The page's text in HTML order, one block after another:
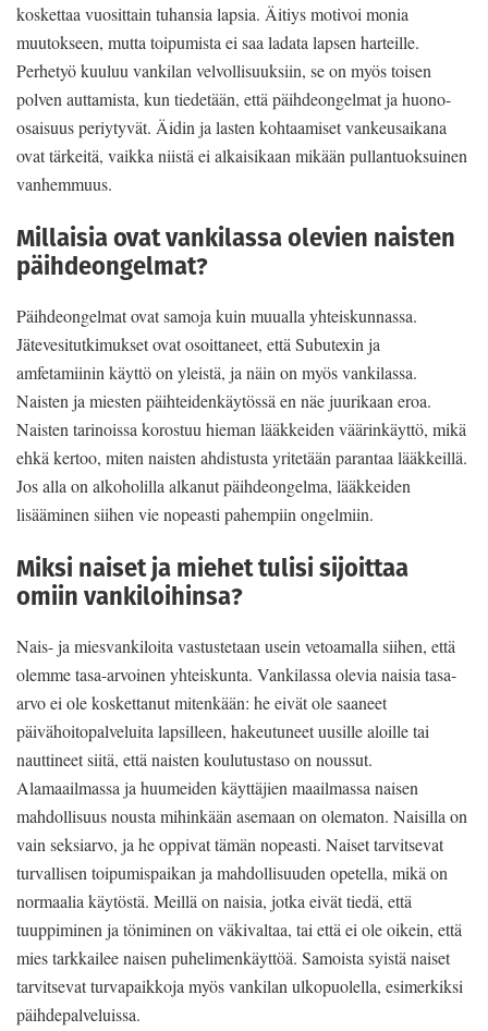
koskettaa vuosittain tuhansia lapsia. Äitiys motivoi monia
muutokseen, mutta toipumista ei saa ladata lapsen harteille.
Perhetyö kuuluu vankilan velvollisuuksiin, se on myös toisen
polven auttamista, kun tiedetään, että päihdeongelmat ja huono-
osaisuus periytyvät. Äidin ja lasten kohtaamiset vankeusaikana
ovat tärkeitä, vaikka niistä ei alkaisikaan mikään pullantuoksuinen
vanhemmuus.
Millaisia ovat vankilassa olevien naisten
päihdeongelmat?
Päihdeongelmat ovat samoja kuin muualla yhteiskunnassa.
Jätevesitutkimukset ovat osoittaneet, että Subutexin ja
amfetamiinin käyttö on yleistä, ja näin on myös vankilassa.
Naisten ja miesten päihteidenkäytössä en näe juurikaan eroa.
Naisten tarinoissa korostuu hieman lääkkeiden väärinkäyttö, mikä
ehkä kertoo, miten naisten ahdistusta yritetään parantaa lääkkeillä.
Jos alla on alkoholilla alkanut päihdeongelma, lääkkeiden
lisääminen siihen vie nopeasti pahempiin ongelmiin.
Miksi naiset ja miehet tulisi sijoittaa
omiin vankiloihinsa?
Nais- ja miesvankiloita vastustetaan usein vetoamalla siihen, että
olemme tasa-arvoinen yhteiskunta. Vankilassa olevia naisia tasa-
arvo ei ole koskettanut mitenkään: he eivät ole saaneet
päivähoitopalveluita lapsilleen, hakeutuneet uusille aloille tai
nauttineet siitä, että naisten koulutustaso on noussut.
Alamaailmassa ja huumeiden käyttäjien maailmassa naisen
mahdollisuus nousta mihinkään asemaan on olematon. Naisilla on
vain seksiarvo, ja he oppivat tämän nopeasti. Naiset tarvitsevat
turvallisen toipumispaikan ja mahdollisuuden opetella, mikä on
normaalia käytöstä. Meillä on naisia, jotka eivät tiedä, että
tuuppiminen ja töniminen on väkivaltaa, tai että ei ole oikein, että
mies tarkkailee naisen puhelimenkäyttöä. Samoista syistä naiset
tarvitsevat turvapaikkoja myös vankilan ulkopuolella, esimerkiksi
päihdepalveluissa.